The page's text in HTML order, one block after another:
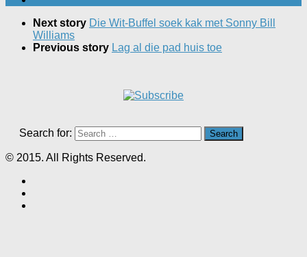
Next story Die Wit-Buffel soek kak met Sonny Bill
Williams
Previous story Lag al die pad huis toe
Search for:
© 2015. All Rights Reserved.